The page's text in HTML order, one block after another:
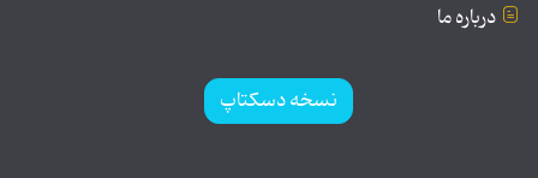
درباره ما
نسخه دسکتاپ